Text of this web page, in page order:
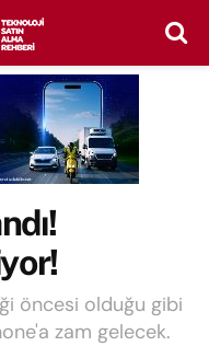
öncesi olduğu gibi
zam gelecek.